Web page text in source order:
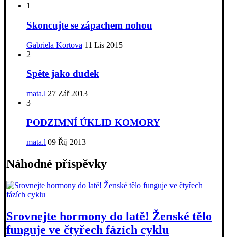
1
Skoncujte se zápachem nohou
Gabriela Kortova 11 Lis 2015
2
Spěte jako dudek
mata.l 27 Zář 2013
3
PODZIMNÍ ÚKLID KOMORY
mata.l 09 Říj 2013
Náhodné příspěvky
Srovnejte hormony do latě! Ženské tělo
funguje ve čtyřech fázích cyklu